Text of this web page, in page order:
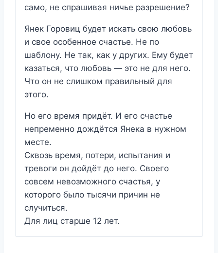
само, не спрашивая ничье разрешение?
Янек Горовиц будет искать свою любовь
и свое особенное счастье. Не по
шаблону. Не так, как у других. Ему будет
казаться, что любовь — это не для него.
Что он не слишком правильный для
этого.
Но его время придёт. И его счастье
непременно дождётся Янека в нужном
месте.
Сквозь время, потери, испытания и
тревоги он дойдёт до него. Своего
совсем невозможного счастья, у
которого было тысячи причин не
случиться.
Для лиц старше 12 лет.